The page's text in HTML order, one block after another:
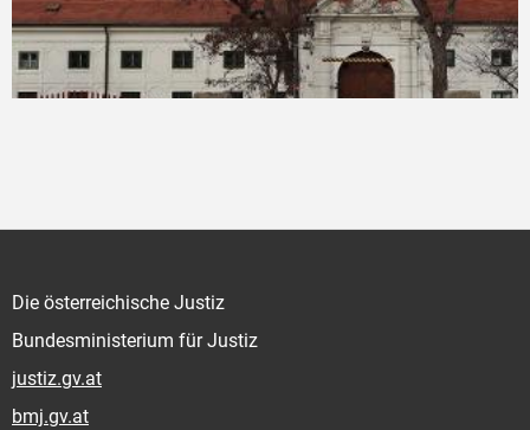
Die österreichische Justiz
Bundesministerium für Justiz
justiz.gv.at
bmj.gv.at